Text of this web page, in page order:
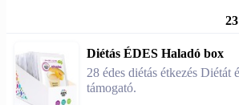
Diétás ÉDES Haladó box
28 édes diétás étkezés Diétát
támogató.